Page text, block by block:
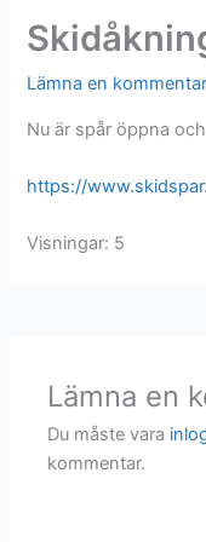
Lämna en kommentar
Nu är spår öppna
https://
Visningar: 5
Lämna en
Du måste vara
kommentar.